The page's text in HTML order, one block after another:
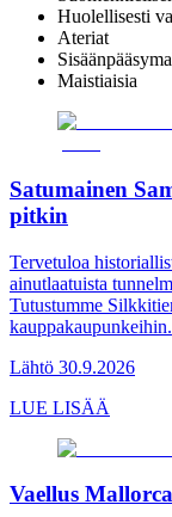
Huolellisesti
Ateriat
Maistiaisia
Satumainen
pitkin
Tervetuloa
ainutlaatuista
Tutustumme
kauppakaupunkeihin.
Lähtö 30.9.2026
LUE LISÄÄ
Vaellus